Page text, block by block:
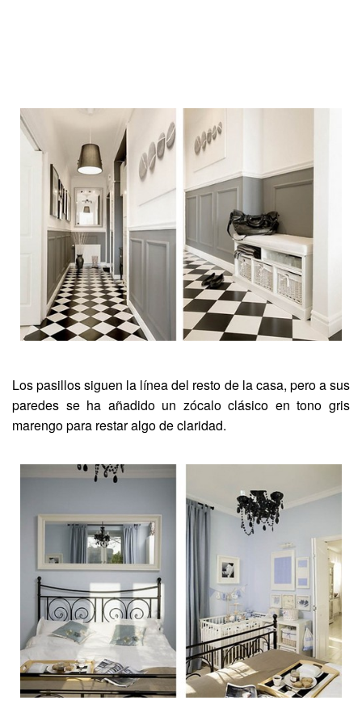
Los pasillos siguen la línea del resto de la casa, pero a sus
paredes se ha añadido un zócalo clásico en tono gris
marengo para restar algo de claridad.